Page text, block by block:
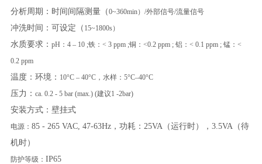
分析周期：时间间隔测量（0~360min）/外部信号/流量信号
冲洗时间：可设定（ 15~1800s）
水质要求： pH：4 – 10 ;铁：< 3 ppm ;铜：<0.2 ppm ; 铝：< 0.1 ppm ; 锰：<
0.2 ppm
温度：环境： 10°C – 40°C，水样：5°C–40°C
压力： ca. 0.2 - 5 bar (max.) (建议1 -2bar)
安装方式：壁挂式
电源： 85 - 265 VAC, 47-63Hz，功耗：25VA（运行时），3.5VA（待
机时）
防护等级： IP65